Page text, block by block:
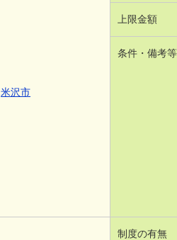
米沢市
上限金額
条件・備考等
制度の有無